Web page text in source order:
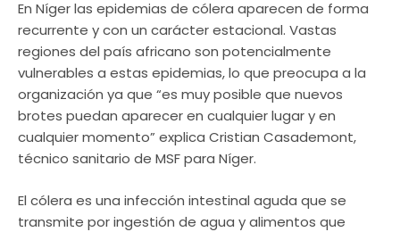
En Níger las epidemias de cólera aparecen de forma
recurrente y con un carácter estacional. Vastas
regiones del país africano son potencialmente
vulnerables a estas epidemias, lo que preocupa a la
organización ya que “es muy posible que nuevos
brotes puedan aparecer en cualquier lugar y en
cualquier momento” explica Cristian Casademont,
técnico sanitario de MSF para Níger.
El cólera es una infección intestinal aguda que se
transmite por ingestión de agua y alimentos que